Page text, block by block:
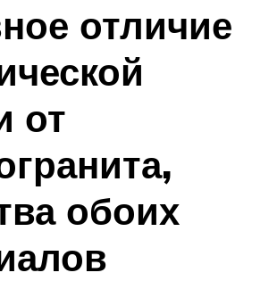
отличие
от
обоих